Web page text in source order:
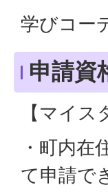
学びコー
申請資
【マイス
・町内在
て申請で